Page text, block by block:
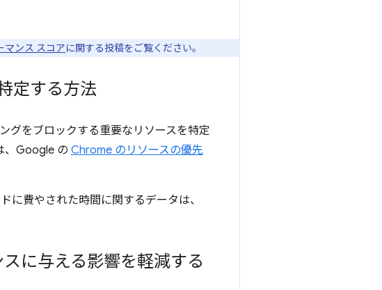
マンス スコアに関する投稿をご覧ください。
定する方法
グをブロックする重要なリソースを特定
、Google の Chrome のリソースの優先
に費やされた時間に関するデータは、
に与える影響を軽減する